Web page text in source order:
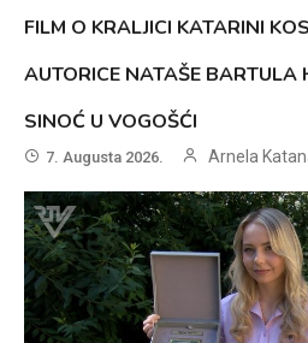
FILM O KRALJICI KATARINI
AUTORICE NATAŠE BARTULA
SINOĆ U VOGOŠĆI
7. Augusta 2026. Arnela